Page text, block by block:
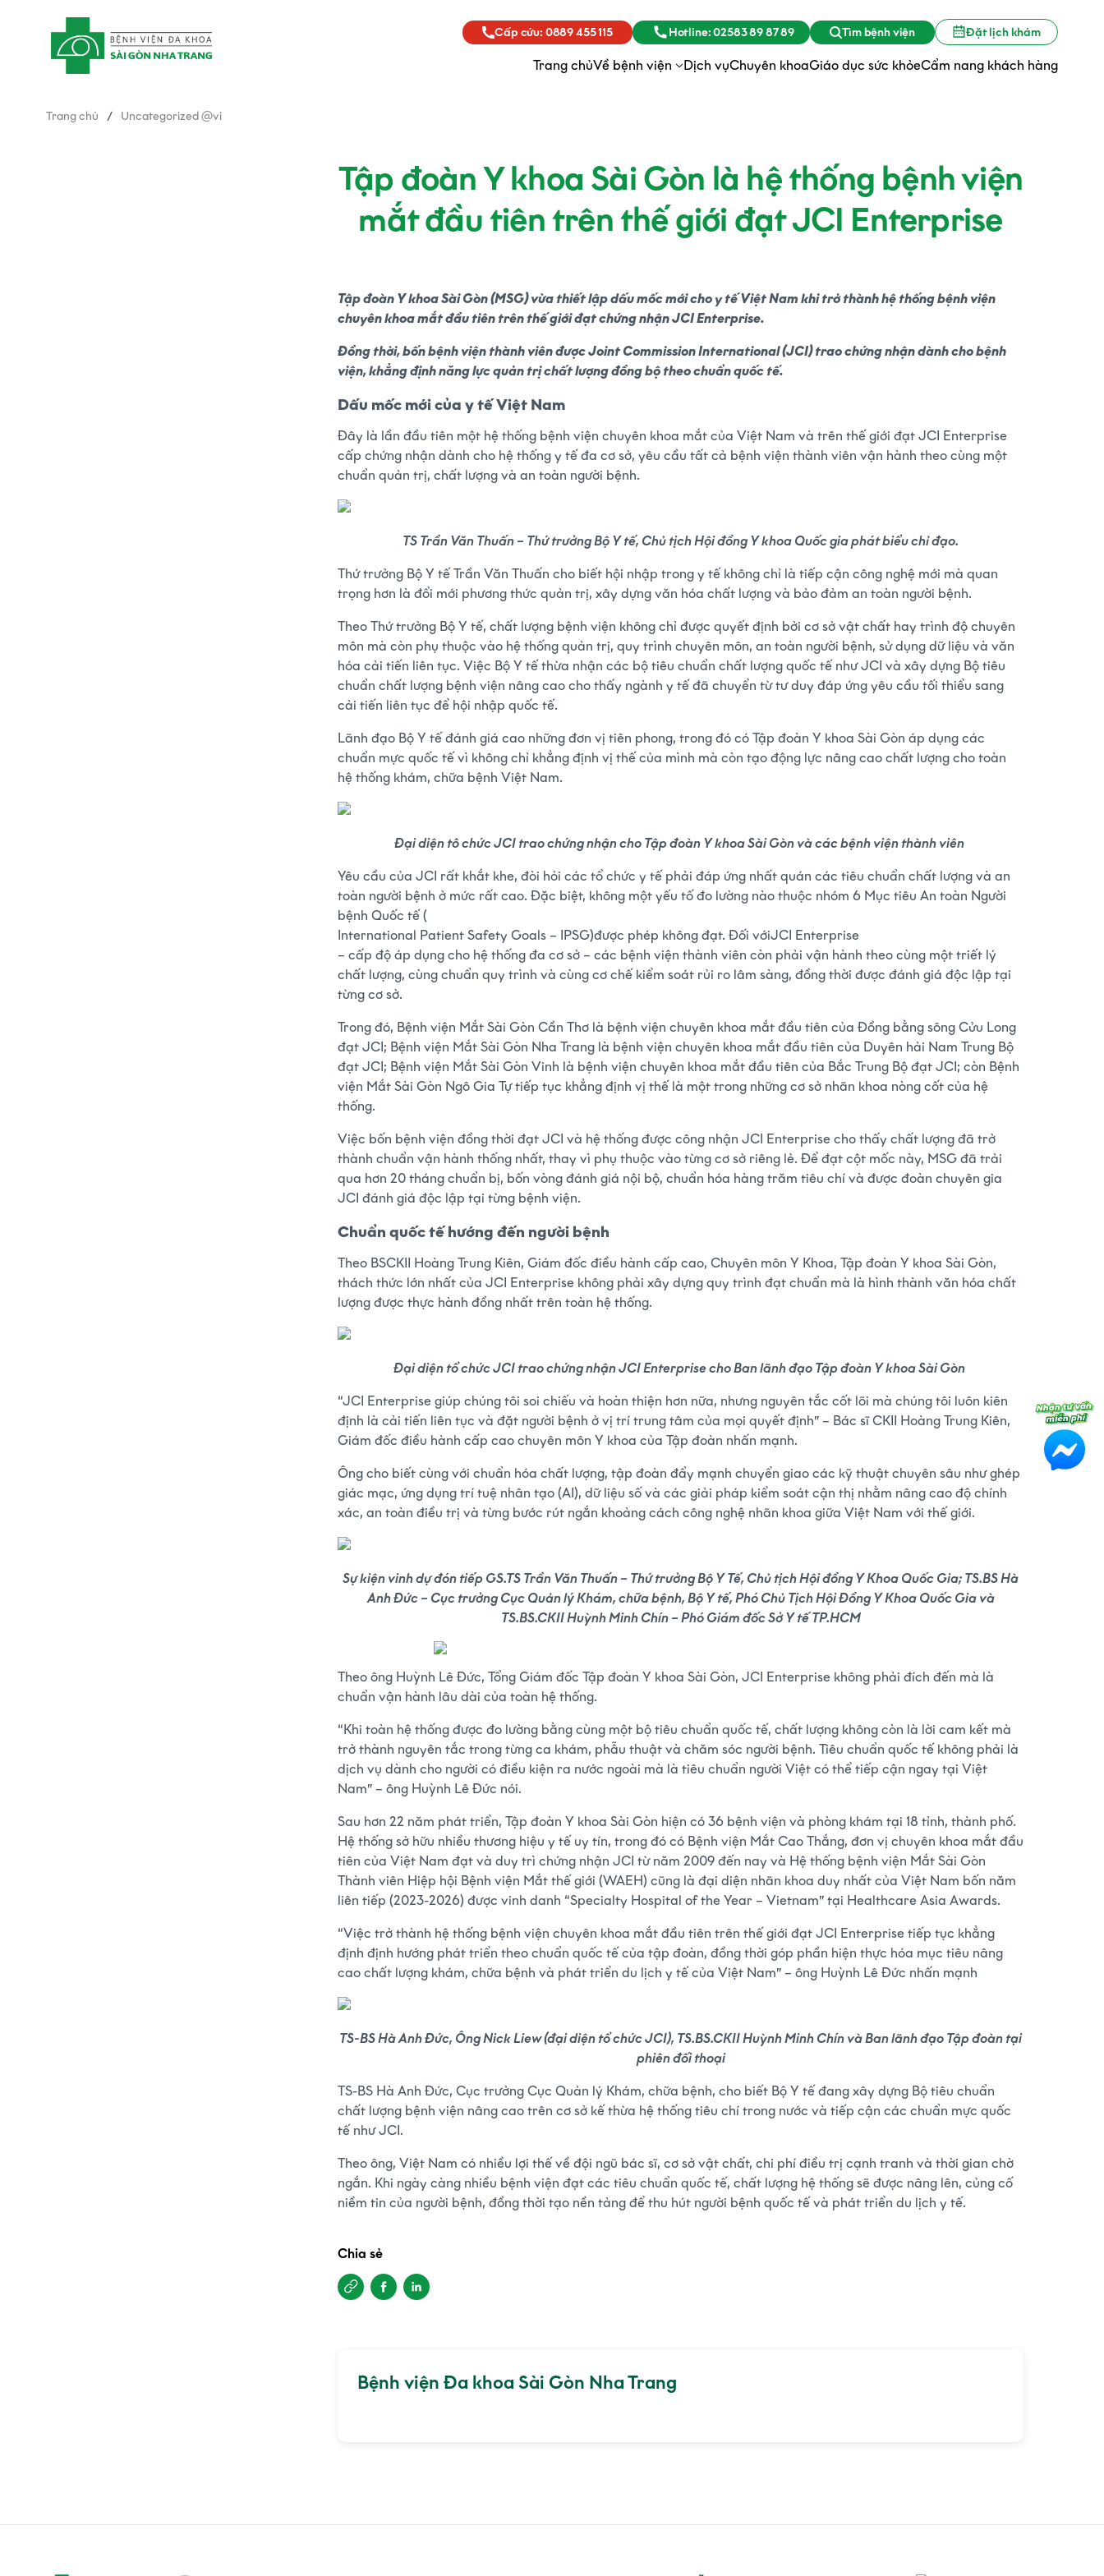
Cấp cứu: 0889 455 115 Hotline:02583 89 87 89 Tìm bệnh viện Đặt lịch khám
Trang chủVề bệnh viện Dịch vụChuyên khoaGiáo dục sức khỏeCẩm nang khách hàng
Trang chủ / Uncategorized @vi
Tập đoàn Y khoa Sài Gòn là hệ thống bệnh viện
mắt đầu tiên trên thế giới đạt JCI Enterprise
Tập đoàn Y khoa Sài Gòn (MSG) vừa thiết lập dấu mốc mới cho y tế Việt Nam khi trở thành hệ thống bệnh viện
chuyên khoa mắt đầu tiên trên thế giới đạt chứng nhận JCI Enterprise.
Đồng thời, bốn bệnh viện thành viên được Joint Commission International (JCI) trao chứng nhận dành cho bệnh
viện, khẳng định năng lực quản trị chất lượng đồng bộ theo chuẩn quốc tế.
Dấu mốc mới của y tế Việt Nam
Đây là lần đầu tiên một hệ thống bệnh viện chuyên khoa mắt của Việt Nam và trên thế giới đạt JCI Enterprise
cấp chứng nhận dành cho hệ thống y tế đa cơ sở, yêu cầu tất cả bệnh viện thành viên vận hành theo cùng một
chuẩn quản trị, chất lượng và an toàn người bệnh.
TS Trần Văn Thuấn – Thứ trưởng Bộ Y tế, Chủ tịch Hội đồng Y khoa Quốc gia phát biểu chỉ đạo.
Thứ trưởng Bộ Y tế Trần Văn Thuấn cho biết hội nhập trong y tế không chỉ là tiếp cận công nghệ mới mà quan
trọng hơn là đổi mới phương thức quản trị, xây dựng văn hóa chất lượng và bảo đảm an toàn người bệnh.
Theo Thứ trưởng Bộ Y tế, chất lượng bệnh viện không chỉ được quyết định bởi cơ sở vật chất hay trình độ chuyên
môn mà còn phụ thuộc vào hệ thống quản trị, quy trình chuyên môn, an toàn người bệnh, sử dụng dữ liệu và văn
hóa cải tiến liên tục. Việc Bộ Y tế thừa nhận các bộ tiêu chuẩn chất lượng quốc tế như JCI và xây dựng Bộ tiêu
chuẩn chất lượng bệnh viện nâng cao cho thấy ngành y tế đã chuyển từ tư duy đáp ứng yêu cầu tối thiểu sang
cải tiến liên tục để hội nhập quốc tế.
Lãnh đạo Bộ Y tế đánh giá cao những đơn vị tiên phong, trong đó có Tập đoàn Y khoa Sài Gòn áp dụng các
chuẩn mực quốc tế vì không chỉ khẳng định vị thế của mình mà còn tạo động lực nâng cao chất lượng cho toàn
hệ thống khám, chữa bệnh Việt Nam.
Đại diện tô chức JCI trao chứng nhận cho Tập đoàn Y khoa Sài Gòn và các bệnh viện thành viên
Yêu cầu của JCI rất khắt khe, đòi hỏi các tổ chức y tế phải đáp ứng nhất quán các tiêu chuẩn chất lượng và an
toàn người bệnh ở mức rất cao. Đặc biệt, không một yếu tố đo lường nào thuộc nhóm 6 Mục tiêu An toàn Người
bệnh Quốc tế (
International Patient Safety Goals – IPSG)được phép không đạt. Đối vớiJCI Enterprise
– cấp độ áp dụng cho hệ thống đa cơ sở – các bệnh viện thành viên còn phải vận hành theo cùng một triết lý
chất lượng, cùng chuẩn quy trình và cùng cơ chế kiểm soát rủi ro lâm sàng, đồng thời được đánh giá độc lập tại
từng cơ sở.
Trong đó, Bệnh viện Mắt Sài Gòn Cần Thơ là bệnh viện chuyên khoa mắt đầu tiên của Đồng bằng sông Cửu Long
đạt JCI; Bệnh viện Mắt Sài Gòn Nha Trang là bệnh viện chuyên khoa mắt đầu tiên của Duyên hải Nam Trung Bộ
đạt JCI; Bệnh viện Mắt Sài Gòn Vinh là bệnh viện chuyên khoa mắt đầu tiên của Bắc Trung Bộ đạt JCI; còn Bệnh
viện Mắt Sài Gòn Ngô Gia Tự tiếp tục khẳng định vị thế là một trong những cơ sở nhãn khoa nòng cốt của hệ
thống.
Việc bốn bệnh viện đồng thời đạt JCI và hệ thống được công nhận JCI Enterprise cho thấy chất lượng đã trở
thành chuẩn vận hành thống nhất, thay vì phụ thuộc vào từng cơ sở riêng lẻ. Để đạt cột mốc này, MSG đã trải
qua hơn 20 tháng chuẩn bị, bốn vòng đánh giá nội bộ, chuẩn hóa hàng trăm tiêu chí và được đoàn chuyên gia
JCI đánh giá độc lập tại từng bệnh viện.
Chuẩn quốc tế hướng đến người bệnh
Theo BSCKII Hoàng Trung Kiên, Giám đốc điều hành cấp cao, Chuyên môn Y Khoa, Tập đoàn Y khoa Sài Gòn,
thách thức lớn nhất của JCI Enterprise không phải xây dựng quy trình đạt chuẩn mà là hình thành văn hóa chất
lượng được thực hành đồng nhất trên toàn hệ thống.
Đại diện tổ chức JCI trao chứng nhận JCI Enterprise cho Ban lãnh đạo Tập đoàn Y khoa Sài Gòn
“JCI Enterprise giúp chúng tôi soi chiếu và hoàn thiện hơn nữa, nhưng nguyên tắc cốt lõi mà chúng tôi luôn kiên
định là cải tiến liên tục và đặt người bệnh ở vị trí trung tâm của mọi quyết định” – Bác sĩ CKII Hoàng Trung Kiên,
Giám đốc điều hành cấp cao chuyên môn Y khoa của Tập đoàn nhấn mạnh.
Ông cho biết cùng với chuẩn hóa chất lượng, tập đoàn đẩy mạnh chuyển giao các kỹ thuật chuyên sâu như ghép
giác mạc, ứng dụng trí tuệ nhân tạo (AI), dữ liệu số và các giải pháp kiểm soát cận thị nhằm nâng cao độ chính
xác, an toàn điều trị và từng bước rút ngắn khoảng cách công nghệ nhãn khoa giữa Việt Nam với thế giới.
Sự kiện vinh dự đón tiếp GS.TS Trần Văn Thuấn – Thứ trưởng Bộ Y Tế, Chủ tịch Hội đồng Y Khoa Quốc Gia; TS.BS Hà
Anh Đức – Cục trưởng Cục Quản lý Khám, chữa bệnh, Bộ Y tế, Phó Chủ Tịch Hội Đồng Y Khoa Quốc Gia và
TS.BS.CKII Huỳnh Minh Chín – Phó Giám đốc Sở Y tế TP.HCM
Theo ông Huỳnh Lê Đức, Tổng Giám đốc Tập đoàn Y khoa Sài Gòn, JCI Enterprise không phải đích đến mà là
chuẩn vận hành lâu dài của toàn hệ thống.
“Khi toàn hệ thống được đo lường bằng cùng một bộ tiêu chuẩn quốc tế, chất lượng không còn là lời cam kết mà
trở thành nguyên tắc trong từng ca khám, phẫu thuật và chăm sóc người bệnh. Tiêu chuẩn quốc tế không phải là
dịch vụ dành cho người có điều kiện ra nước ngoài mà là tiêu chuẩn người Việt có thể tiếp cận ngay tại Việt
Nam” – ông Huỳnh Lê Đức nói.
Sau hơn 22 năm phát triển, Tập đoàn Y khoa Sài Gòn hiện có 36 bệnh viện và phòng khám tại 18 tỉnh, thành phố.
Hệ thống sở hữu nhiều thương hiệu y tế uy tín, trong đó có Bệnh viện Mắt Cao Thắng, đơn vị chuyên khoa mắt đầu
tiên của Việt Nam đạt và duy trì chứng nhận JCI từ năm 2009 đến nay và Hệ thống bệnh viện Mắt Sài Gòn
Thành viên Hiệp hội Bệnh viện Mắt thế giới (WAEH) cũng là đại diện nhãn khoa duy nhất của Việt Nam bốn năm
liên tiếp (2023-2026) được vinh danh “Specialty Hospital of the Year – Vietnam” tại Healthcare Asia Awards.
“Việc trở thành hệ thống bệnh viện chuyên khoa mắt đầu tiên trên thế giới đạt JCI Enterprise tiếp tục khẳng
định định hướng phát triển theo chuẩn quốc tế của tập đoàn, đồng thời góp phần hiện thực hóa mục tiêu nâng
cao chất lượng khám, chữa bệnh và phát triển du lịch y tế của Việt Nam” – ông Huỳnh Lê Đức nhấn mạnh
TS-BS Hà Anh Đức, Ông Nick Liew (đại diện tổ chức JCI), TS.BS.CKII Huỳnh Minh Chín và Ban lãnh đạo Tập đoàn tại
phiên đối thoại
TS-BS Hà Anh Đức, Cục trưởng Cục Quản lý Khám, chữa bệnh, cho biết Bộ Y tế đang xây dựng Bộ tiêu chuẩn
chất lượng bệnh viện nâng cao trên cơ sở kế thừa hệ thống tiêu chí trong nước và tiếp cận các chuẩn mực quốc
tế như JCI.
Theo ông, Việt Nam có nhiều lợi thế về đội ngũ bác sĩ, cơ sở vật chất, chi phí điều trị cạnh tranh và thời gian chờ
ngắn. Khi ngày càng nhiều bệnh viện đạt các tiêu chuẩn quốc tế, chất lượng hệ thống sẽ được nâng lên, củng cố
niềm tin của người bệnh, đồng thời tạo nền tảng để thu hút người bệnh quốc tế và phát triển du lịch y tế.
Chia sẻ
Bệnh viện Đa khoa Sài Gòn Nha Trang